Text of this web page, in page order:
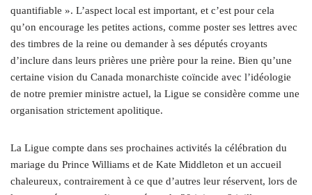
quantifiable ». L’aspect local est important, et c’est pour cela
qu’on encourage les petites actions, comme poster ses lettres avec
des timbres de la reine ou demander à ses députés croyants
d’inclure dans leurs prières une prière pour la reine. Bien qu’une
certaine vision du Canada monarchiste coïncide avec l’idéologie
de notre premier ministre actuel, la Ligue se considère comme une
organisation strictement apolitique.
La Ligue compte dans ses prochaines activités la célébration du
mariage du Prince Williams et de Kate Middleton et un accueil
chaleureux, contrairement à ce que d’autres leur réservent, lors de